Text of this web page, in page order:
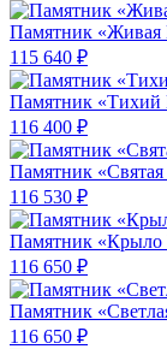
Памятник «Живая
115 640 ₽
Памятник «Тихий
116 400 ₽
Памятник «Святая
116 530 ₽
Памятник «Крыло
116 650 ₽
Памятник
116 650 ₽